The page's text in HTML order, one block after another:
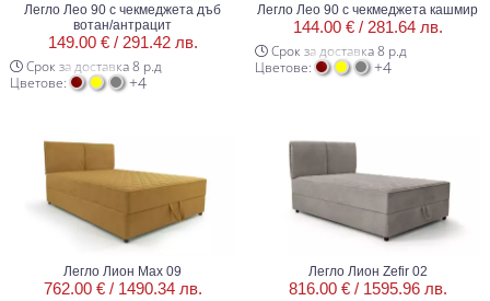
Легло Лео 90 с чекмеджета дъб
вотан/антрацит
149.00 € / 291.42 лв.
Срок за доставка 8 р.д
Цветове:
+4
Легло Лео 90 с чекмеджета кашмир
144.00 € / 281.64 лв.
Срок за доставка 8 р.д
Цветове:
+4
Легло Лион Max 09
762.00 € / 1490.34 лв.
Легло Лион Zefir 02
816.00 € / 1595.96 лв.